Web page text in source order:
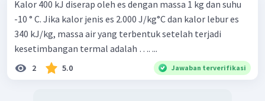
Kalor 400 kJ diserap oleh es dengan massa 1 kg dan suhu
-10 ° C. Jika kalor jenis es 2.000 J/kg°C dan kalor lebur es
340 kJ/kg, massa air yang terbentuk setelah terjadi
kesetimbangan termal adalah …. ...
2 5.0 Jawaban terverifikasi